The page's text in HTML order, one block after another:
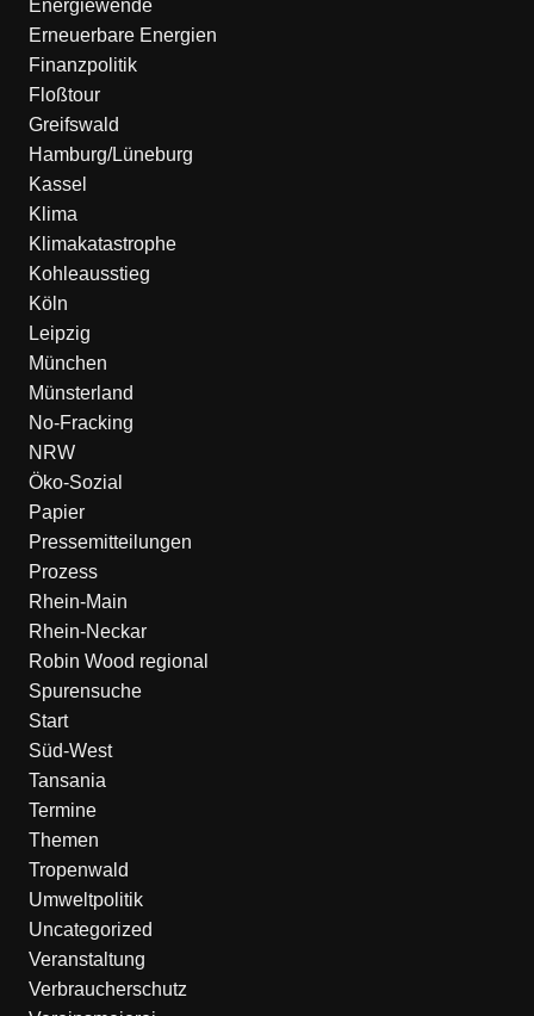
Energiewende
Erneuerbare Energien
Finanzpolitik
Floßtour
Greifswald
Hamburg/Lüneburg
Kassel
Klima
Klimakatastrophe
Kohleausstieg
Köln
Leipzig
München
Münsterland
No-Fracking
NRW
Öko-Sozial
Papier
Pressemitteilungen
Prozess
Rhein-Main
Rhein-Neckar
Robin Wood regional
Spurensuche
Start
Süd-West
Tansania
Termine
Themen
Tropenwald
Umweltpolitik
Uncategorized
Veranstaltung
Verbraucherschutz